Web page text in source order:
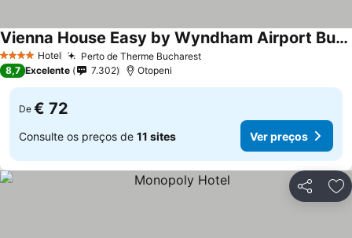
4 EstrelasHotel Perto de Therme BucharestVer preços
Vienna House Easy by Wyndham Airport Bucharest
Ver preços
8,7 Excelente 7.302 Otopeni
De € 72
Consulte os preços de 11 sites Ver preços
Partilhar